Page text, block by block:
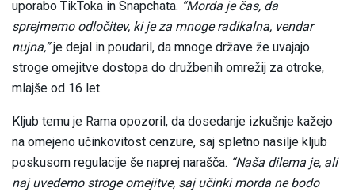
uporabo TikToka in Snapchata. “Morda je čas, da
sprejmemo odločitev, ki je za mnoge radikalna, vendar
nujna,”je dejal in poudaril, da mnoge države že uvajajo
stroge omejitve dostopa do družbenih omrežij za otroke,
mlajše od 16 let.
Kljub temu je Rama opozoril, da dosedanje izkušnje kažejo
na omejeno učinkovitost cenzure, saj spletno nasilje kljub
poskusom regulacije še naprej narašča. “Naša dilema je, ali
naj uvedemo stroge omejitve, saj učinki morda ne bodo